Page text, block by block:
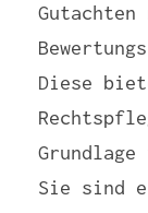
Gutachten
Diese
Sie sind